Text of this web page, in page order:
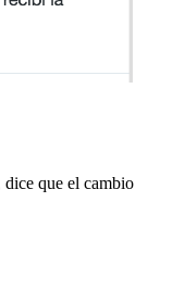
que el cambio